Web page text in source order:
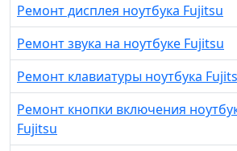
Ремонт дисплея ноутбука Fujitsu
Ремонт звука на ноутбуке Fujitsu
Ремонт клавиатуры ноутбука
Ремонт кнопки включения
Fujitsu